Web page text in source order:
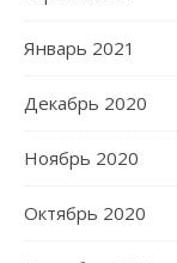
Январь 2021
Декабрь 2020
Ноябрь 2020
Октябрь 2020